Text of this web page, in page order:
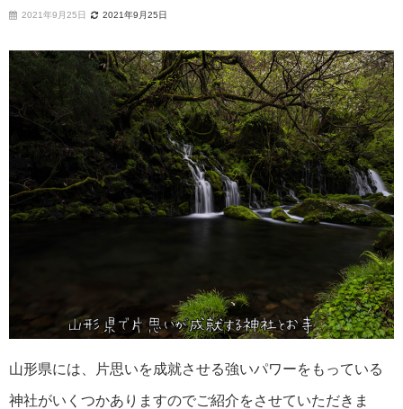
2021年9月25日 2021年9月25日
山形県には、片思いを成就させる強いパワーをもっている
神社がいくつかありますのでご紹介をさせていただきま